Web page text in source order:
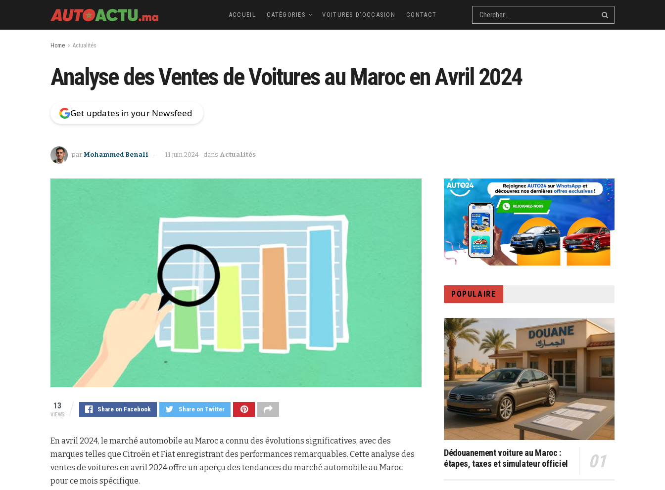
ACCUEIL CATÉGORIES VOITURES D’OCCASION CONTACT
Home Actualités
Analyse des Ventes de Voitures au Maroc en Avril 2024
Get updates in your Newsfeed
par Mohammed Benali 11 juin 2024 dans Actualités
13
VIEWS
Share on Facebook Share on Twitter
En avril 2024, le marché automobile au Maroc a connu des évolutions significatives, avec des
marques telles que Citroën et Fiat enregistrant des performances remarquables. Cette analyse des
ventes de voitures en avril 2024 offre un aperçu des tendances du marché automobile au Maroc
pour ce mois spécifique.
POPULAIRE
Dédouanement voiture au Maroc :
étapes, taxes et simulateur officiel